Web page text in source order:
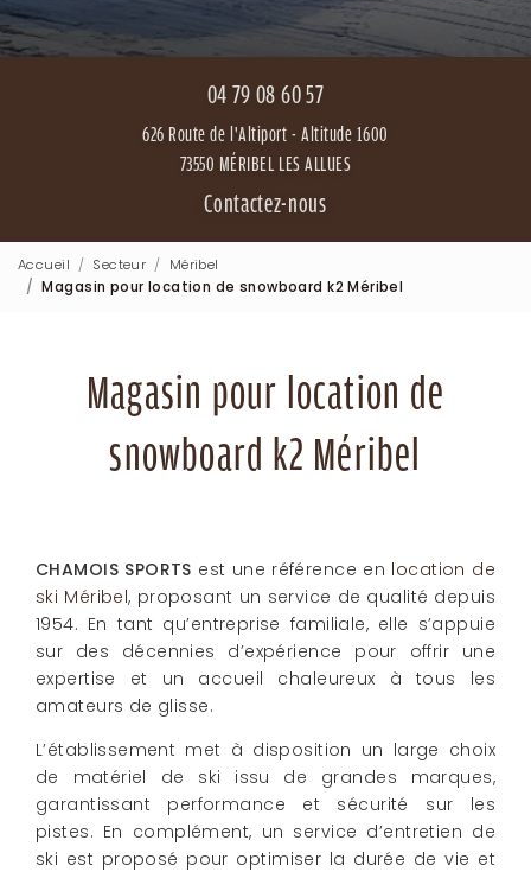
04 79 08 60 57
626 Route de l'Altiport - Altitude 1600
73550 MÉRIBEL LES ALLUES
Contactez-nous
Accueil Secteur
Méribel
Magasin pour location de snowboard k2 Méribel
Magasin pour location de
snowboard k2 Méribel
CHAMOIS SPORTS est une référence en location de
ski Méribel, proposant un service de qualité depuis
1954. En tant qu’entreprise familiale, elle s’appuie
sur des décennies d’expérience pour offrir une
expertise et un accueil chaleureux à tous les
amateurs de glisse.
L’établissement met à disposition un large choix
de matériel de ski issu de grandes marques,
garantissant performance et sécurité sur les
pistes. En complément, un service d’entretien de
ski est proposé pour optimiser la durée de vie et